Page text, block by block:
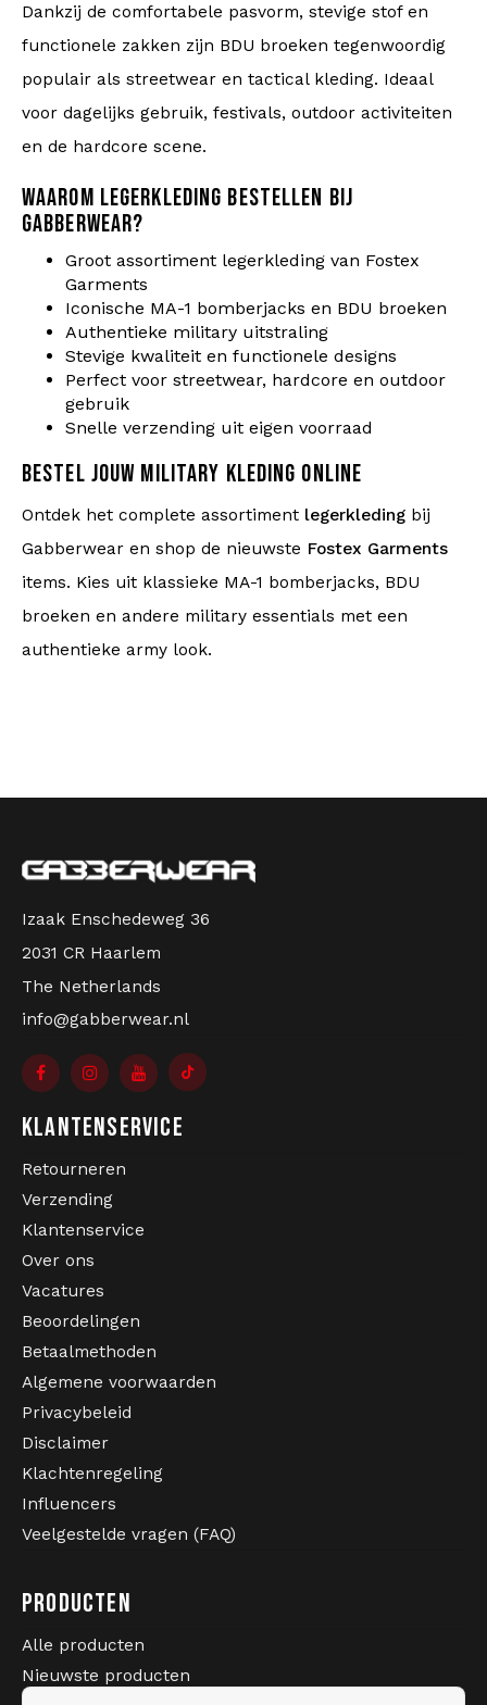
Dankzij de comfortabele pasvorm, stevige stof en
functionele zakken zijn BDU broeken tegenwoordig
populair als streetwear en tactical kleding. Ideaal
voor dagelijks gebruik, festivals, outdoor activiteiten
en de hardcore scene.
WAAROM LEGERKLEDING BESTELLEN BIJ
GABBERWEAR?
Groot assortiment legerkleding van Fostex
Garments
Iconische MA-1 bomberjacks en BDU broeken
Authentieke military uitstraling
Stevige kwaliteit en functionele designs
Perfect voor streetwear, hardcore en outdoor
gebruik
Snelle verzending uit eigen voorraad
BESTEL JOUW MILITARY KLEDING ONLINE
Ontdek het complete assortiment legerkleding bij
Gabberwear en shop de nieuwste Fostex Garments
items. Kies uit klassieke MA-1 bomberjacks, BDU
broeken en andere military essentials met een
authentieke army look.
Izaak Enschedeweg 36
2031 CR Haarlem
The Netherlands
info@gabberwear.nl
KLANTENSERVICE
Retourneren
Verzending
Klantenservice
Over ons
Vacatures
Beoordelingen
Betaalmethoden
Algemene voorwaarden
Privacybeleid
Disclaimer
Klachtenregeling
Influencers
Veelgestelde vragen (FAQ)
PRODUCTEN
Alle producten
Nieuwste producten